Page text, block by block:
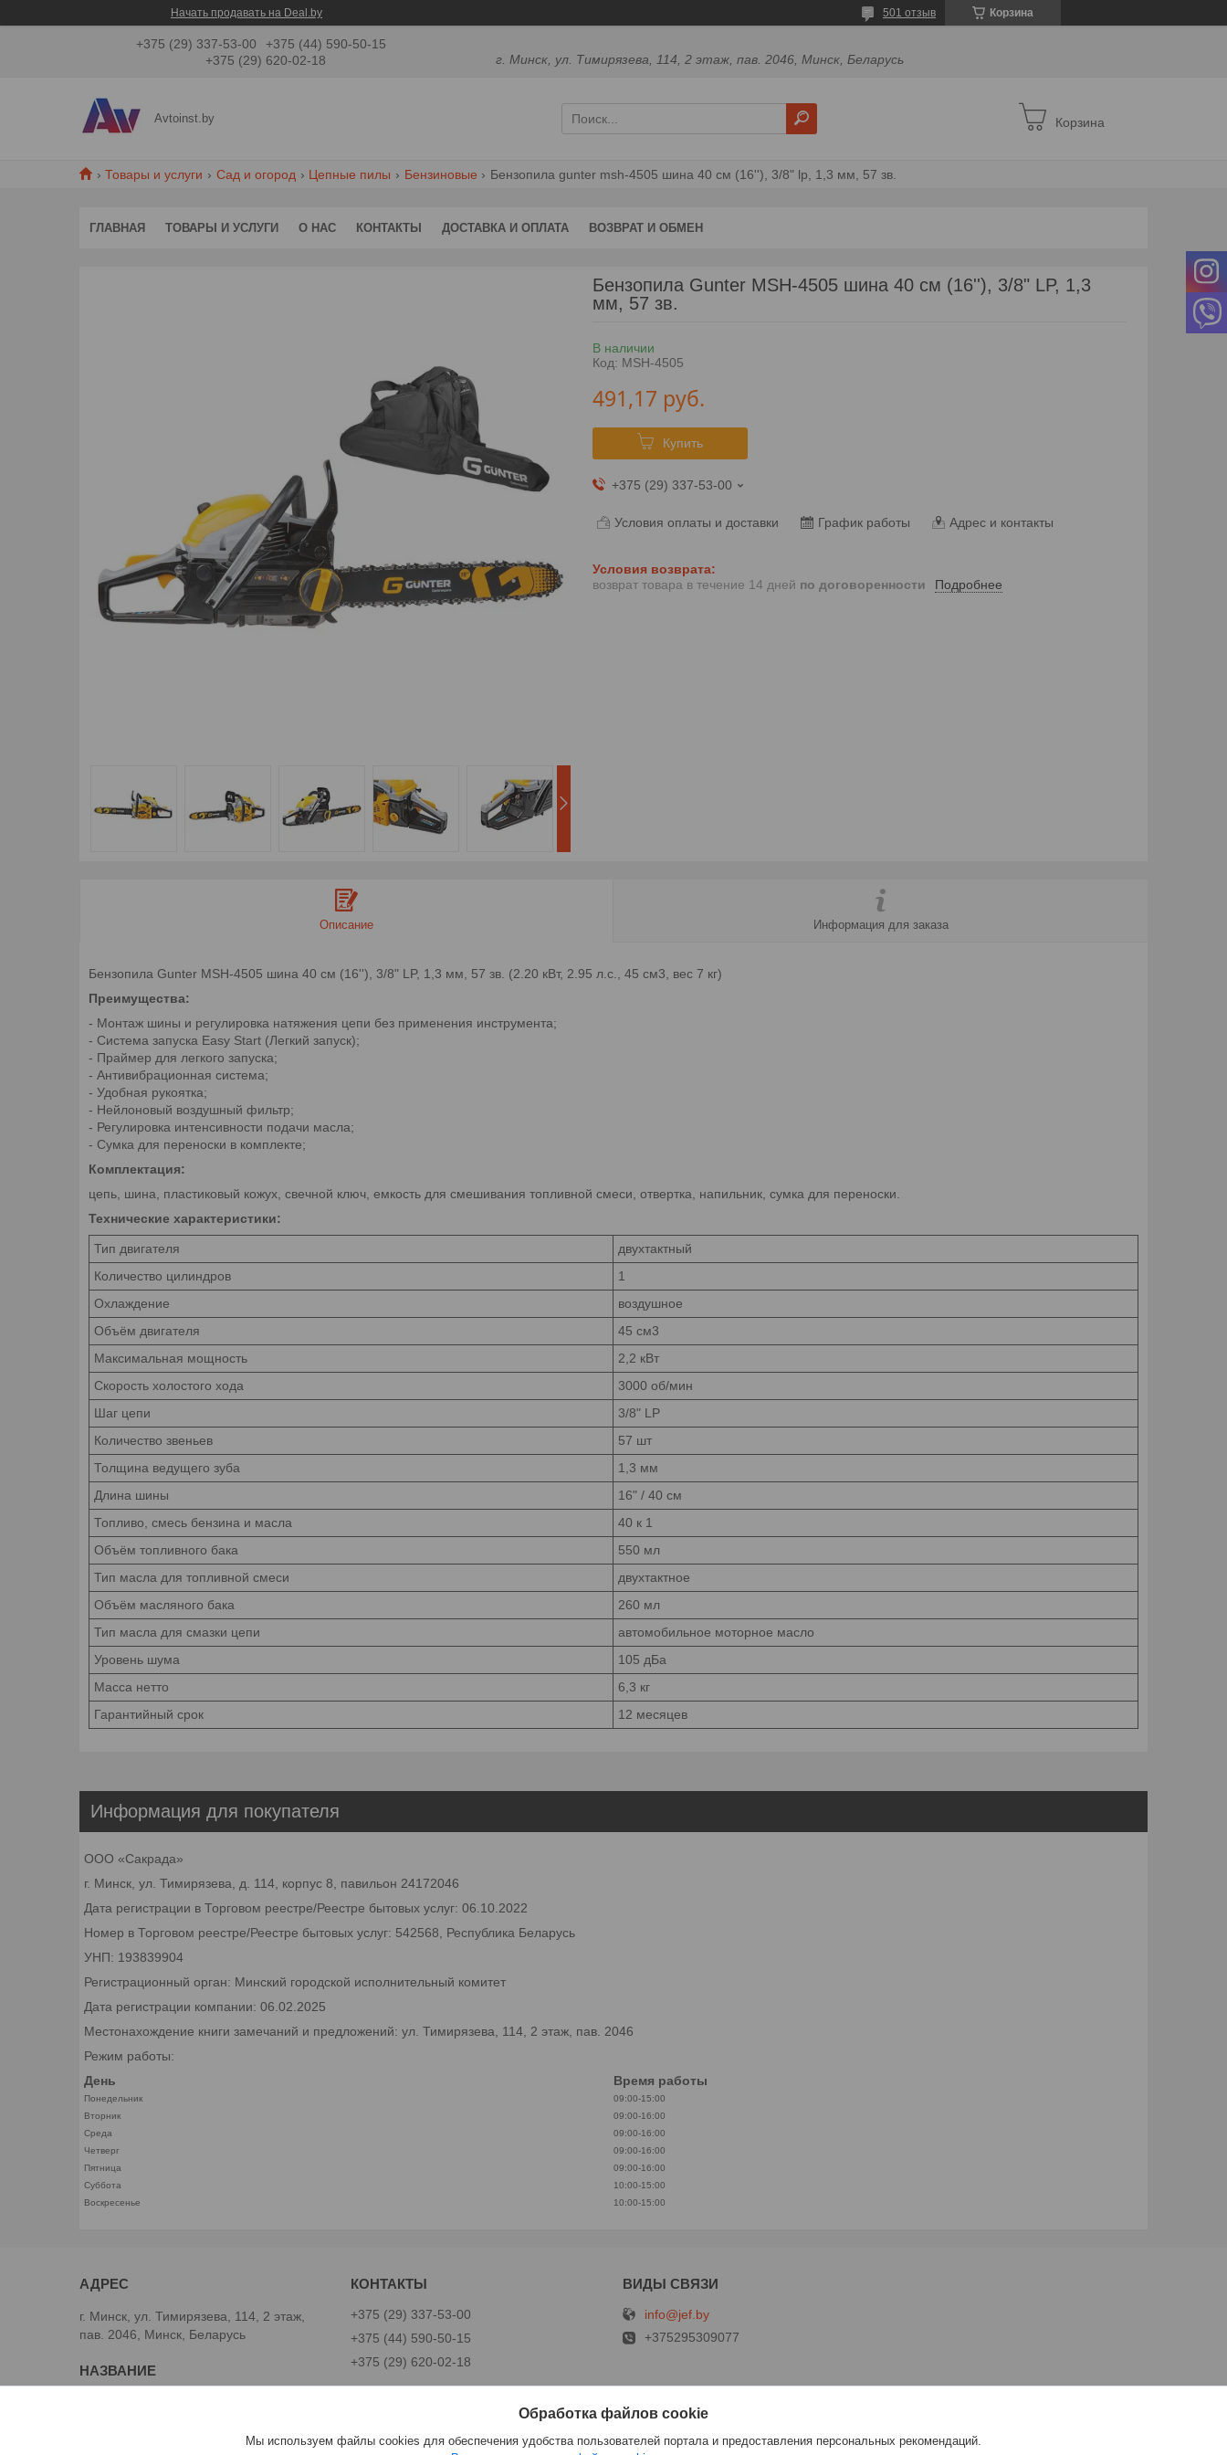
Начать продавать на Deal.by Корзина
501 отзыв
+375 (29) 337-53-00
+375 (44) 590-50-15
+375 (29) 620-02-18
г. Минск, ул. Тимирязева, 114, 2 этаж, пав. 2046, Минск, Беларусь
Avtoinst.by Корзина
Товары и услуги Сад и огород Цепные пилы Бензиновые Бензопила gunter msh-4505 шина 40 см (16''), 3/8" lp, 1,3 мм, 57 зв.
ГЛАВНАЯ ТОВАРЫ И УСЛУГИ О НАС КОНТАКТЫ ДОСТАВКА И ОПЛАТА ВОЗВРАТ И ОБМЕН
Бензопила Gunter MSH-4505 шина 40 см (16''), 3/8" LP, 1,3
мм, 57 зв.
В наличии
Код: MSH-4505
491,17 руб.
Купить
+375 (29) 337-53-00
Условия оплаты и доставки График работы Адрес и контакты
возврат товара в течение 14 дней по договоренности Подробнее
Описание Информация для заказа
Бензопила Gunter MSH-4505 шина 40 см (16''), 3/8" LP, 1,3 мм, 57 зв. (2.20 кВт, 2.95 л.с., 45 см3, вес 7 кг)
Преимущества:
- Монтаж шины и регулировка натяжения цепи без применения инструмента;
- Система запуска Easy Start (Легкий запуск);
- Праймер для легкого запуска;
- Антивибрационная система;
- Удобная рукоятка;
- Нейлоновый воздушный фильтр;
- Регулировка интенсивности подачи масла;
- Сумка для переноски в комплекте;
Комплектация:
цепь, шина, пластиковый кожух, cвечной ключ, емкость для смешивания топливной смеси, отвертка, напильник, сумка для переноски.
Технические характеристики:
Тип двигателя
двухтактный
Количество цилиндров
1
Охлаждение
воздушное
Объём двигателя
45 см3
Максимальная мощность
2,2 кВт
Скорость холостого хода
3000 об/мин
Шаг цепи
3/8" LP
Количество звеньев
57 шт
Толщина ведущего зуба
1,3 мм
Длина шины
16" / 40 см
Топливо, смесь бензина и масла
40 к 1
Объём топливного бака
550 мл
Тип масла для топливной смеси
двухтактное
Объём масляного бака
260 мл
Тип масла для смазки цепи
автомобильное моторное масло
Уровень шума
105 дБа
Масса нетто
6,3 кг
Гарантийный срок
12 месяцев
Информация для покупателя
ООО «Сакрада»
г. Минск, ул. Тимирязева, д. 114, корпус 8, павильон 24172046
Дата регистрации в Торговом реестре/Реестре бытовых услуг: 06.10.2022
Номер в Торговом реестре/Реестре бытовых услуг: 542568, Республика Беларусь
УНП: 193839904
Регистрационный орган: Минский городской исполнительный комитет
Дата регистрации компании: 06.02.2025
Местонахождение книги замечаний и предложений: ул. Тимирязева, 114, 2 этаж, пав. 2046
Режим работы:
День
Время работы
Понедельник
09:00-15:00
Вторник
09:00-16:00
Среда
09:00-16:00
Четверг
09:00-16:00
Пятница
09:00-16:00
Суббота
10:00-15:00
Воскресенье
10:00-15:00
г. Минск, ул. Тимирязева, 114, 2 этаж,
пав. 2046, Минск, Беларусь
+375 (29) 337-53-00
+375 (44) 590-50-15
+375 (29) 620-02-18
info@jef.by
+375295309077
Обработка файлов cookie
Мы используем файлы cookies для обеспечения удобства пользователей портала и предоставления персональных рекомендаций.